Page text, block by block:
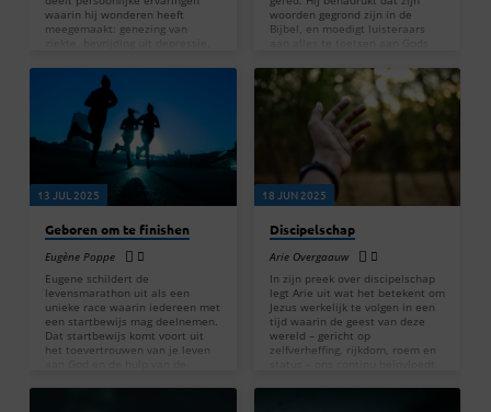
waarin hij wonderen heeft
meegemaakt: genezing van
zoals het ontvangen van een
auto op een moment dat hij
geen geld had. Voor hem was dat
telkens een bevestiging dat
vertrouwen op God belangrijker
is dan het zoeken van hulp bij
mensen. Het centrale thema van
de preek is het Bijbelverhaal
over Maria en Marta.…
woorden gegrond zijn in de
Bijbel, en moedigt luisteraars
prekenserie is discipelschap en
bevrijding: werkelijk leven vanuit
gehoorzaamheid, heilig worden
en zonde achter je laten – dit
leidt volgens hem tot ware
vrijheid. Hij bouwt verder op het
vorige onderwerp over bekering,
waarin hij uitlegde dat
regelmatig omkering, zonde…
13 JUL 2025
Geboren om te finishen
Eugène Poppe
Eugene schildert de
levensmarathon uit als een
unieke race waarin iedereen met
een startbewijs mag deelnemen.
Dat startbewijs komt voort uit
het toevertrouwen van je leven
die trainen met discipline en
18 JUN 2025
Discipelschap
Arie Overgaauw
In zijn preek over discipelschap
legt Arie uit wat het betekent om
Jezus werkelijk te volgen in een
tijd waarin de geest van deze
wereld – gericht op
zelfverheffing, rijkdom, roem en
Jezus die zijn discipelen uitzendt